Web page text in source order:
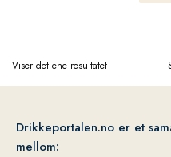
Viser det ene resultatet
Drikkeportalen.no er et
mellom: